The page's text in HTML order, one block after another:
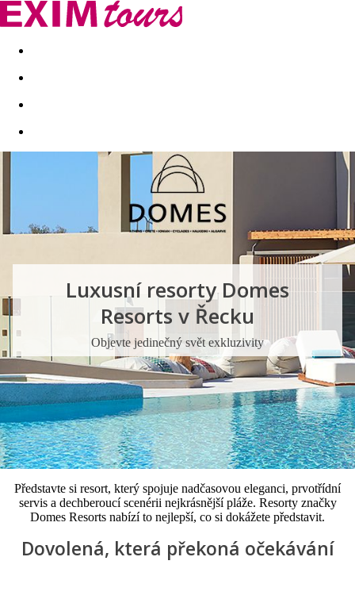
Akční nabídky Last minute
Luxusní resorty Domes
Resorts v Řecku
Objevte jedinečný svět exkluzivity
Představte si resort, který spojuje nadčasovou eleganci, prvotřídní
servis a dechberoucí scenérii nejkrásnější pláže. Resorty značky
Domes Resorts nabízí to nejlepší, co si dokážete představit.
Dovolená, která překoná očekávání